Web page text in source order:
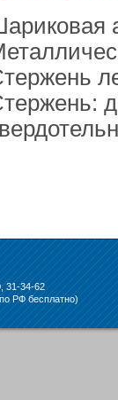
31-34-62
РФ бесплатно)